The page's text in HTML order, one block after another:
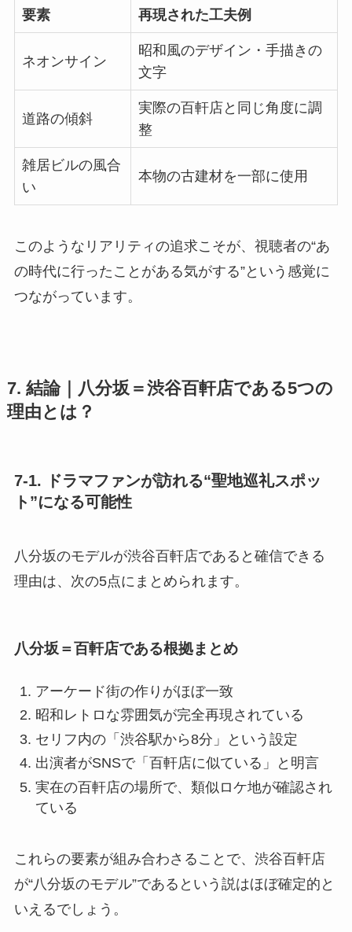
要素 再現された工夫例
ネオンサイン
昭和風のデザイン・手描きの
文字
道路の傾斜
実際の百軒店と同じ角度に調
整
雑居ビルの風合
い
本物の古建材を一部に使用
このようなリアリティの追求こそが、視聴者の“あ
の時代に行ったことがある気がする”という感覚に
つながっています。
7. 結論｜八分坂＝渋谷百軒店である5つの
理由とは？
7-1. ドラマファンが訪れる“聖地巡礼スポッ
ト”になる可能性
八分坂のモデルが渋谷百軒店であると確信できる
理由は、次の5点にまとめられます。
八分坂＝百軒店である根拠まとめ
アーケード街の作りがほぼ一致
昭和レトロな雰囲気が完全再現されている
セリフ内の「渋谷駅から8分」という設定
出演者がSNSで「百軒店に似ている」と明言
実在の百軒店の場所で、類似ロケ地が確認され
ている
これらの要素が組み合わさることで、渋谷百軒店
が“八分坂のモデル”であるという説はほぼ確定的と
いえるでしょう。